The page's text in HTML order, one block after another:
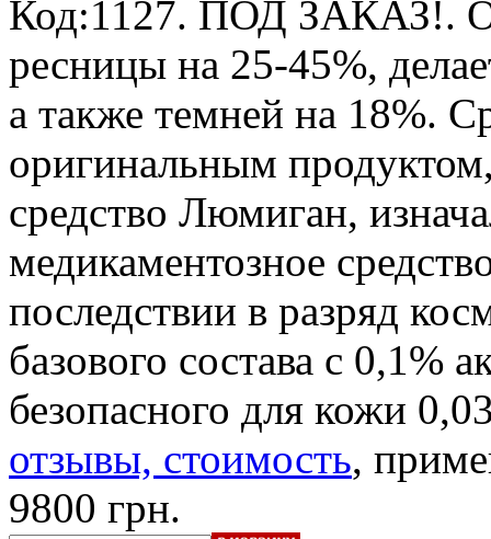
Код:1127. ПОД ЗАКАЗ!.
ресницы на 25-45%,
а также темней на 18%.
оригинальным
средство Люмиган,
медикаментозное
последствии в разряд
базового состава с 0,1%
безопасного для кожи
отзывы, стоимость,
9800 грн.